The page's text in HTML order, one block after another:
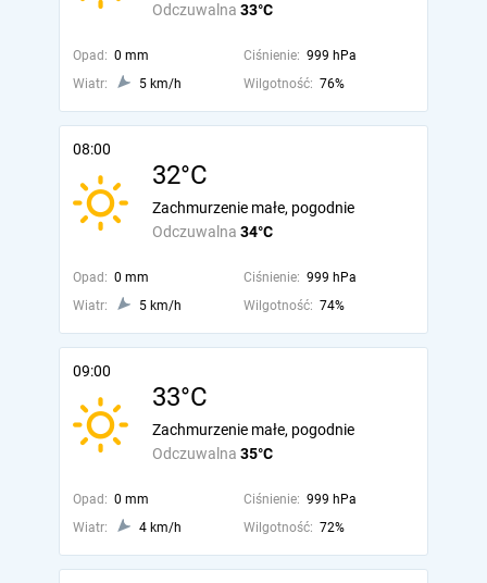
Odczuwalna 33°C
Opad: 0 mm Ciśnienie: 999 hPa
Wiatr:
5 km/h Wilgotność: 76%
08:00
32°C
Odczuwalna 34°C
Zachmurzenie małe, pogodnie
Opad: 0 mm Ciśnienie: 999 hPa
Wiatr:
5 km/h Wilgotność: 74%
09:00
33°C
Odczuwalna 35°C
Zachmurzenie małe, pogodnie
Opad: 0 mm Ciśnienie: 999 hPa
Wiatr:
4 km/h Wilgotność: 72%